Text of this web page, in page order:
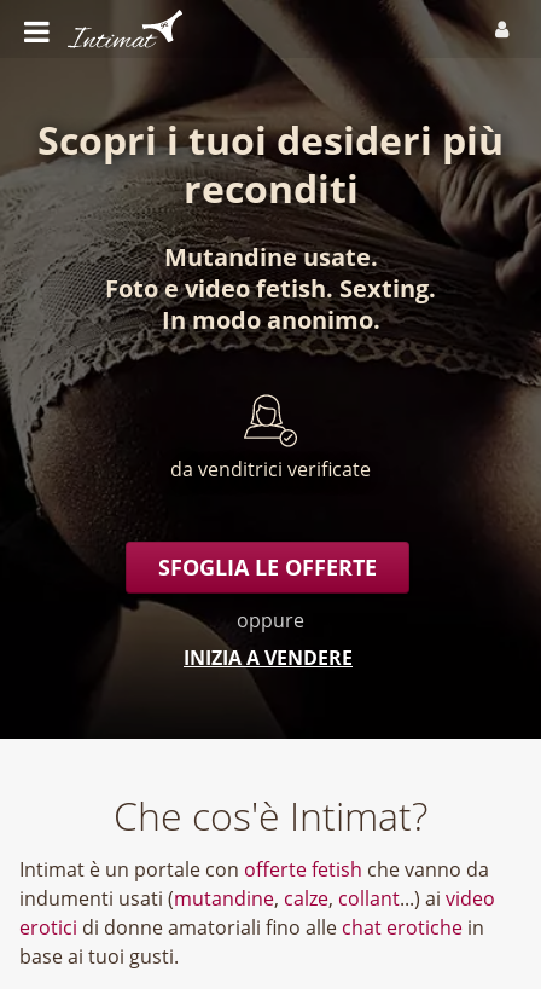
Scopri i tuoi desideri più
reconditi
Mutandine usate.
Fotoevideo fetish. Sexting.
In modo anonimo.
da venditrici verificate
SFOGLIA LE OFFERTE
oppure
INIZIA A VENDERE
Che cos'è Intimat?
Intimat è un portale con offerte fetish che vanno da
indumenti usati (mutandine, calze, collant...) ai video
erotici di donne amatoriali fino alle chat erotiche in
base ai tuoi gusti.